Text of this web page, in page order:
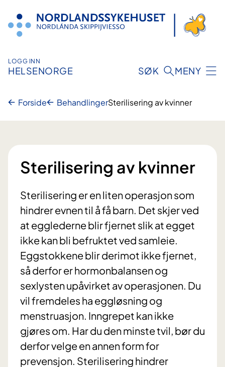
innhold
LOGG INN
HELSENORGE SØK MENY
Forside BehandlingerSterilisering av kvinner
Sterilisering av kvinner
Sterilisering er en liten operasjon som
hindrer evnen til å få barn. Det skjer ved
at egglederne blir fjernet slik at egget
ikke kan bli befruktet ved samleie.
Eggstokkene blir derimot ikke fjernet,
så derfor er hormonbalansen og
sexlysten upåvirket av operasjonen. Du
vil fremdeles ha eggløsning og
menstruasjon. Inngrepet kan ikke
gjøres om. Har du den minste tvil, bør du
derfor velge en annen form for
prevensjon. Sterilisering hindrer